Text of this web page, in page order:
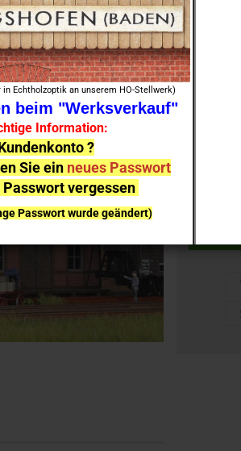
Echtholzoptik an unserem HO-Stellwerk)
beim "Werksverkauf"
Information:
?
Sie ein neues Passwort
vergessen
Passwort wurde geändert)
Artikeln kann es aufgrund der
Lieferverzögerungen kommen
sofort lieferbar, sie können gern
Ich melde mich bei Erscheinen
Lieferzeit: